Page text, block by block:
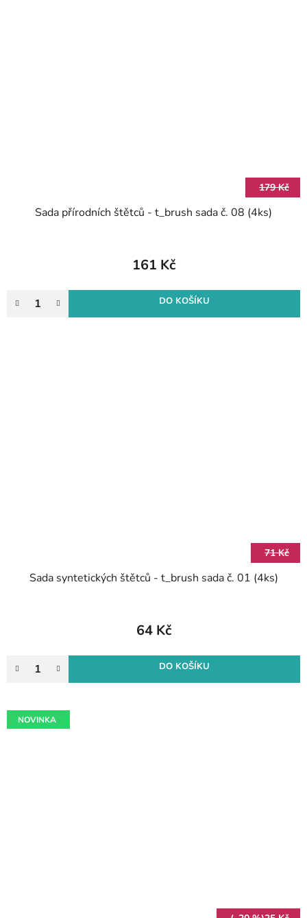
179 Kč
Sada přírodních štětců - t_brush sada č. 08 (4ks)
161 Kč
DO KOŠÍKU
71 Kč
Sada syntetických štětců - t_brush sada č. 01 (4ks)
64 Kč
DO KOŠÍKU
NOVINKA